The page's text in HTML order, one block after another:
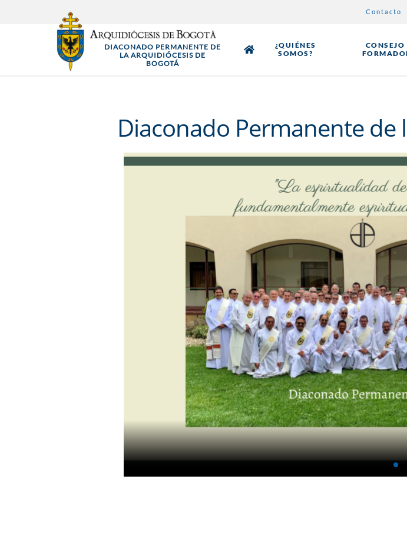
Contacto
DIACONADO PERMANENTE DE
LA ARQUIDIÓCESIS DE
BOGOTÁ
¿QUIÉNES
SOMOS?
CONSEJO
Diaconado Permanente de